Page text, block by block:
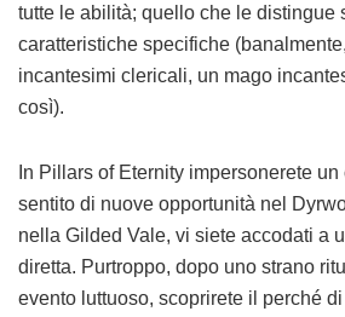
tutte le abilità; quello che le distingue
caratteristiche specifiche
incantesimi clericali, un mago
così).
In Pillars of Eternity impersonerete
sentito di nuove opportunità nel
nella Gilded Vale, vi siete accodati a
diretta. Purtroppo, dopo uno strano
evento luttuoso, scoprirete il perché